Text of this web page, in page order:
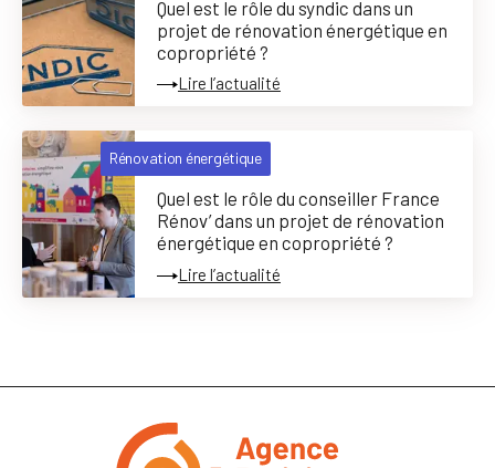
Quel est le rôle du syndic dans un
projet de rénovation énergétique en
copropriété ?
Lire l’actualité
Quel est le rôle du conseiller France
Rénov’ dans un projet de rénovation
énergétique en copropriété ?
Rénovation énergétique
Lire l’actualité